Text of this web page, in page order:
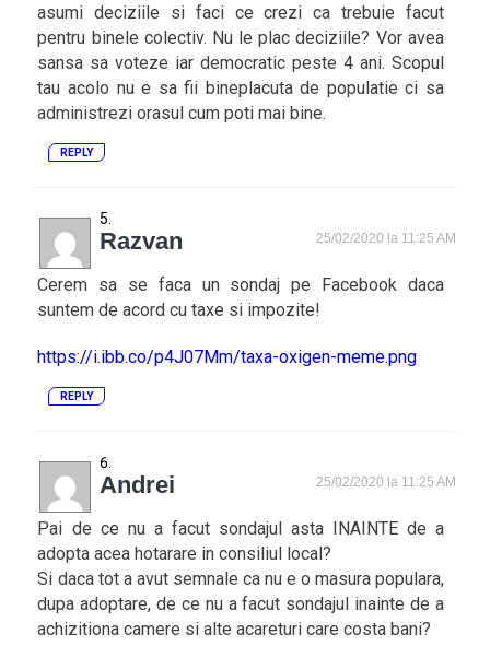
asumi deciziile si faci ce crezi ca trebuie facut
pentru binele colectiv. Nu le plac deciziile? Vor avea
sansa sa voteze iar democratic peste 4 ani. Scopul
tau acolo nu e sa fii bineplacuta de populatie ci sa
administrezi orasul cum poti mai bine.
REPLY
Razvan 25/02/2020 la 11:25 AM
Cerem sa se faca un sondaj pe Facebook daca
suntem de acord cu taxe si impozite!
https://i.ibb.co/p4J07Mm/taxa-oxigen-meme.png
REPLY
Andrei 25/02/2020 la 11:25 AM
Pai de ce nu a facut sondajul asta INAINTE de a
adopta acea hotarare in consiliul local?
Si daca tot a avut semnale ca nu e o masura populara,
dupa adoptare, de ce nu a facut sondajul inainte de a
achizitiona camere si alte acareturi care costa bani?